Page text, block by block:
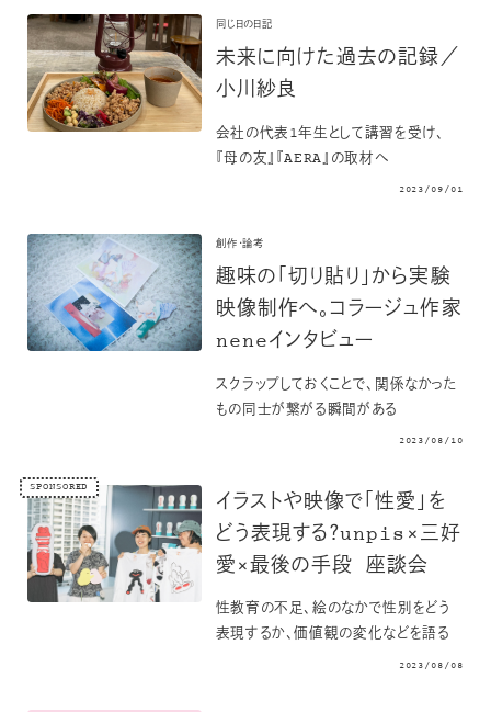
同じ日の日記
未来に向けた過去の記録／
小川紗良
会社の代表1年生として講習を受け、
『母の友』『AERA』の取材へ
2023/09/01
創作・論考
趣味の「切り貼り」から実験
映像制作へ。コラージュ作家
neneインタビュー
スクラップしておくことで、関係なかった
もの同士が繋がる瞬間がある
2023/08/10
SPONSORED
イラストや映像で「性愛」を
どう表現する？unpis×三好
愛×最後の手段 座談会
性教育の不足、絵のなかで性別をどう
表現するか、価値観の変化などを語る
2023/08/08